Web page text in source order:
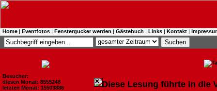
Home | Eventfotos | Fenstergucker werden | Gästebuch | Links | Kontakt |
Besucher:
diesen Monat: 8555248
letzten Monat: 15503886
Diese Lesung führte in die